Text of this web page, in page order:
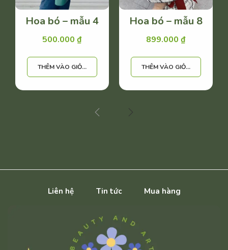
Hoa bó – mẫu 4
500.000 ₫
THÊM VÀO GIỎ HÀNG
Hoa bó – mẫu 8
899.000 ₫
THÊM VÀO GIỎ HÀNG
Liên hệ Tin tức Mua hàng